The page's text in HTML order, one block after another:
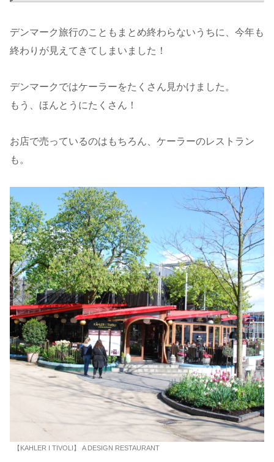
デンマーク旅行のこともまとめ終わらないうちに、今年も
終わりが見えてきてしまいました！
デンマークではケーラーをたくさん見かけました。
もう、ほんとうにたくさん！
お店で売っているのはもちろん、ケーラーのレストラン
も。
【KAHLER I TIVOLI】 A DESIGN RESTAURANT